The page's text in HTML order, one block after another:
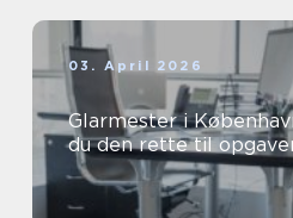
03. April 2026
Glarmester i
du den rette til